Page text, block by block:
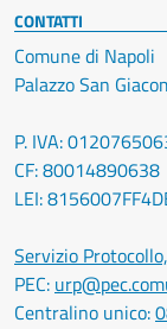
CONTATTI
Comune di Napoli
Palazzo San
P. IVA:
CF: 80014890638
LEI:
Servizio
PEC:
Centralino unico: